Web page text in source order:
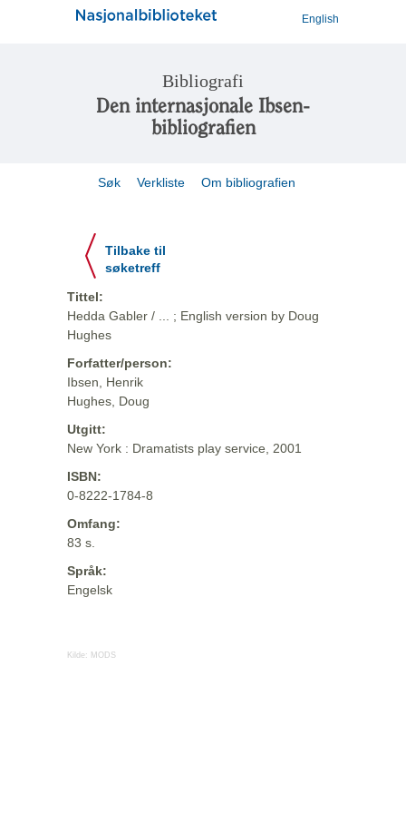
English
Bibliografi
Den internasjonale Ibsen-
bibliografien
Søk Verkliste Om bibliografien
Tilbake til
søketreff
Tittel:
Hedda Gabler / ... ; English version by Doug
Hughes
Forfatter/person:
Ibsen, Henrik
Hughes, Doug
Utgitt:
New York : Dramatists play service, 2001
ISBN:
0-8222-1784-8
Omfang:
83 s.
Språk:
Engelsk
Kilde: MODS